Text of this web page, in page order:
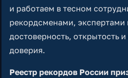
и работаем в тесном
рекордсменами,
достоверность, открытость
доверия.
Реестр рекордов России